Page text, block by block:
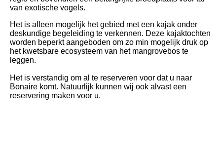
van exotische vogels.
Het is alleen mogelijk het gebied met een kajak onder
deskundige begeleiding te verkennen. Deze kajaktochten
worden beperkt aangeboden om zo min mogelijk druk op
het kwetsbare ecosysteem van het mangrovebos te
leggen.
Het is verstandig om al te reserveren voor dat u naar
Bonaire komt. Natuurlijk kunnen wij ook alvast een
reservering maken voor u.